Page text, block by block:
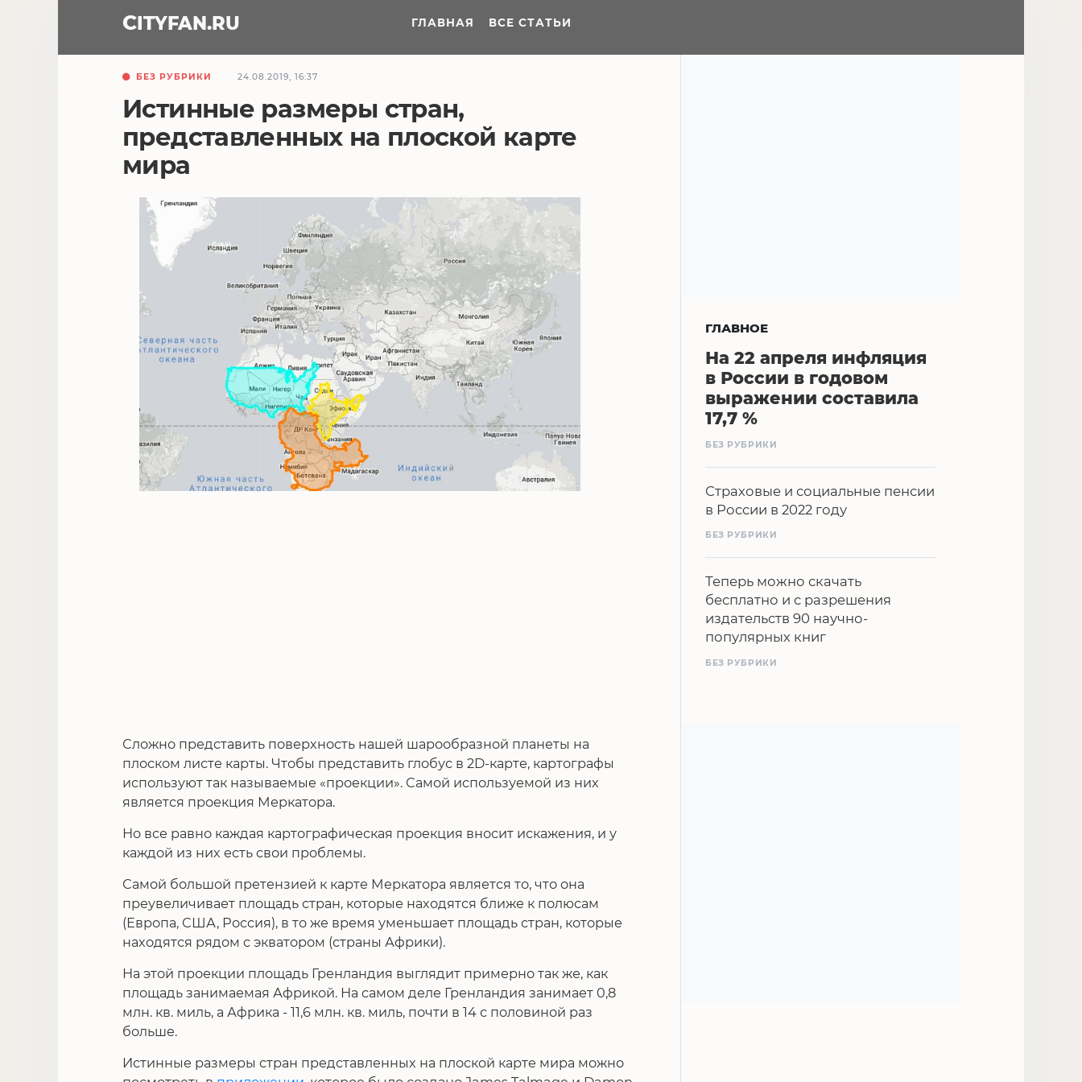
CITYFAN.RU ГЛАВНАЯ ВСЕ СТАТЬИ
БЕЗ РУБРИКИ 24.08.2019, 16:37
Истинные размеры стран,
представленных на плоской карте
мира
Сложно представить поверхность нашей шарообразной планеты на
плоском листе карты. Чтобы представить глобус в 2D-карте, картографы
используют так называемые «проекции». Самой используемой из них
является проекция Меркатора.
Но все равно каждая картографическая проекция вносит искажения, и у
каждой из них есть свои проблемы.
Самой большой претензией к карте Меркатора является то, что она
преувеличивает площадь стран, которые находятся ближе к полюсам
(Европа, США, Россия), в то же время уменьшает площадь стран, которые
находятся рядом с экватором (страны Африки).
На этой проекции площадь Гренландия выглядит примерно так же, как
площадь занимаемая Африкой. На самом деле Гренландия занимает 0,8
млн. кв. миль, а Африка - 11,6 млн. кв. миль, почти в 14 с половиной раз
больше.
Истинные размеры стран представленных на плоской карте мира можно
ГЛАВНОЕ
На 22 апреля инфляция
в России в годовом
выражении составила
17,7 %
БЕЗ РУБРИКИ
Страховые и социальные пенсии
в России в 2022 году
БЕЗ РУБРИКИ
Теперь можно скачать
бесплатно и с разрешения
издательств 90 научно-
популярных книг
БЕЗ РУБРИКИ